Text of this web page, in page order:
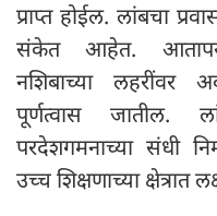
प्राप्त होईल. लांबचा
संकेत आहेत.
नशिबाच्या
पूर्णत्वास जातील.
परदेशगमनाच्या संधी
उच्च शिक्षणाच्या क्षेत्रात